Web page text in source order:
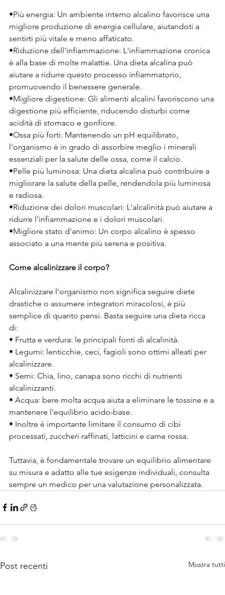
•Più energia: Un ambiente interno alcalino favorisce una
migliore produzione di energia cellulare, aiutandoti a
sentirti più vitale e meno affaticato.
•Riduzione dell'infiammazione: L'infiammazione cronica
è alla base di molte malattie. Una dieta alcalina può
aiutare a ridurre questo processo infiammatorio,
promuovendo il benessere generale.
•Migliore digestione: Gli alimenti alcalini favoriscono una
digestione più efficiente, riducendo disturbi come
acidità di stomaco e gonfiore.
•Ossa più forti: Mantenendo un pH equilibrato,
l'organismo è in grado di assorbire meglio i minerali
essenziali per la salute delle ossa, come il calcio.
•Pelle più luminosa: Una dieta alcalina può contribuire a
migliorare la salute della pelle, rendendola più luminosa
e radiosa.
•Riduzione dei dolori muscolari: L'alcalinità può aiutare a
ridurre l'infiammazione e i dolori muscolari.
•Migliore stato d'animo: Un corpo alcalino è spesso
associato a una mente più serena e positiva.
Come alcalinizzare il corpo?
Alcalinizzare l'organismo non significa seguire diete
drastiche o assumere integratori miracolosi, è più
semplice di quanto pensi. Basta seguire una dieta ricca
di:
• Frutta e verdura: le principali fonti di alcalinità.
• Legumi: lenticchie, ceci, fagioli sono ottimi alleati per
alcalinizzare.
• Semi: Chia, lino, canapa sono ricchi di nutrienti
alcalinizzanti.
• Acqua: bere molta acqua aiuta a eliminare le tossine e a
mantenere l'equilibrio acido-base.
• Inoltre è importante limitare il consumo di cibi
processati, zuccheri raffinati, latticini e carne rossa.
Tuttavia, è fondamentale trovare un equilibrio alimentare
su misura e adatto alle tue esigenze individuali, consulta
sempre un medico per una valutazione personalizzata.
Post recenti Mostra tutti